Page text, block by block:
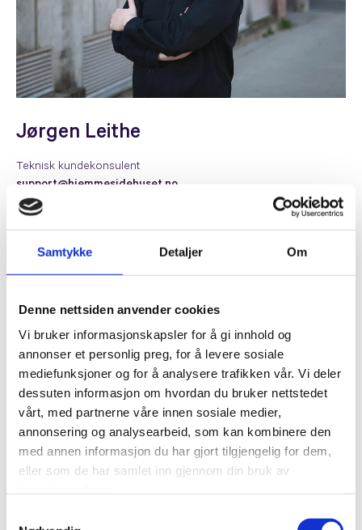
Samtykke Detaljer Om
Denne nettsiden anvender cookies
Vi bruker informasjonskapsler for å gi innhold og
annonser et personlig preg, for å levere sosiale
mediefunksjoner og for å analysere trafikken vår. Vi deler
dessuten informasjon om hvordan du bruker nettstedet
vårt, med partnerne våre innen sosiale medier,
annonsering og analysearbeid, som kan kombinere den
med annen informasjon du har gjort tilgjengelig for dem,
eller som de har samlet inn gjennom din bruk av
Jørgen Leithe
Teknisk kundekonsulent
support@hjemmesidehuset.no